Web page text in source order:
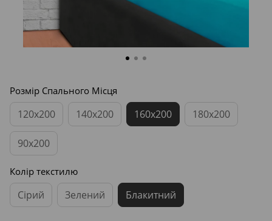
Розмір Спального Місця
120x200 140x200 160x200 180x200
90x200
Колір текстилю
Сірий Зелений Блакитний